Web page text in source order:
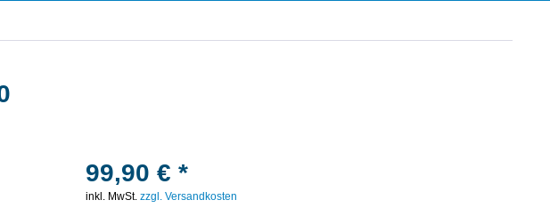
99,90 € *
inkl. MwSt.zzgl. Versandkosten